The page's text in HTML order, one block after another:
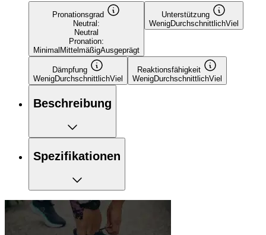
Pronationsgrad
Neutral:
Neutral
Pronation:
Minimal MittelmäßigAusgeprägt
Unterstützung
WenigDurchschnittlichViel
Dämpfung
WenigDurchschnittlichViel
Reaktionsfähigkeit
WenigDurchschnittlichViel
Beschreibung
Spezifikationen